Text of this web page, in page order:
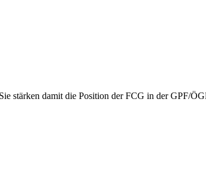
stärken damit die Position der FCG in der GPF/